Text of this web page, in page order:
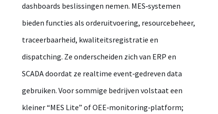
dashboards beslissingen nemen. MES‑systemen
bieden functies als orderuitvoering, resourcebeheer,
traceerbaarheid, kwaliteitsregistratie en
dispatching. Ze onderscheiden zich van ERP en
SCADA doordat ze realtime event‑gedreven data
gebruiken. Voor sommige bedrijven volstaat een
kleiner “MES Lite” of OEE‑monitoring‑platform;